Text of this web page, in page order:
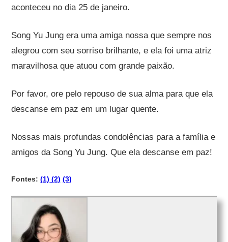
aconteceu no dia 25 de janeiro.
Song Yu Jung era uma amiga nossa que sempre nos
alegrou com seu sorriso brilhante, e ela foi uma atriz
maravilhosa que atuou com grande paixão.
Por favor, ore pelo repouso de sua alma para que ela
descanse em paz em um lugar quente.
Nossas mais profundas condolências para a família e
amigos da Song Yu Jung. Que ela descanse em paz!
Fontes:(1) (2) (3)